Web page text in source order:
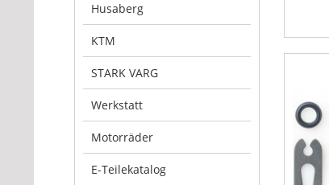
Husaberg
KTM
STARK VARG
Werkstatt
Motorräder
E-Teilekatalog